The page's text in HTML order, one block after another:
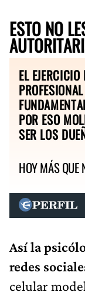
ESTO NO
EL
POR ESO
SER LOS
HOY MÁS QUE
Así la
redes
celular